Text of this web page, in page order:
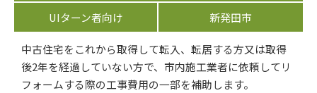
UIターン者向け 新発田市
中古住宅をこれから取得して転入、転居する方又は取得
後2年を経過していない方で、市内施工業者に依頼してリ
フォームする際の工事費用の一部を補助します。